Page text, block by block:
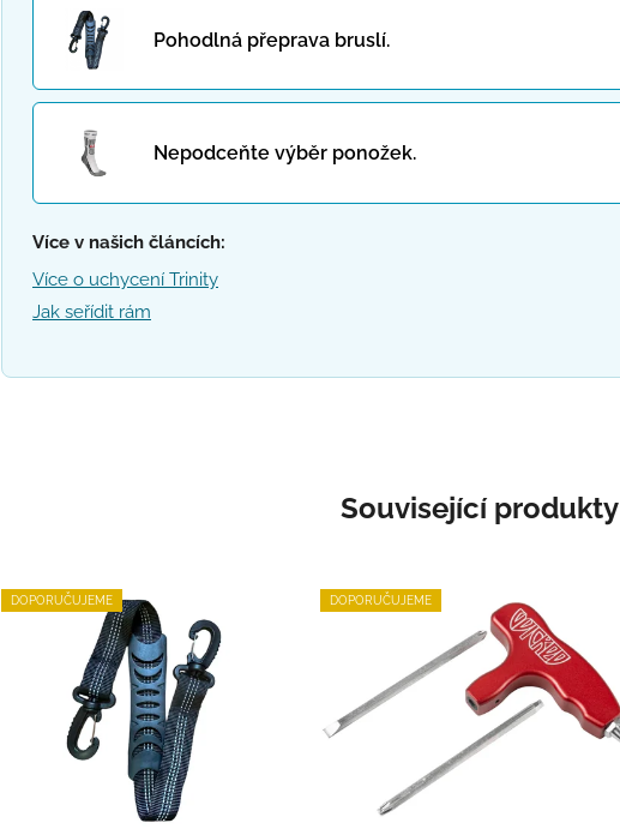
Pohodlná přeprava bruslí.
Nepodceňte výběr ponožek.
Více v našich článcích:
Více o uchycení Trinity
Jak seřídit rám
Související produkty
DOPORUČUJEME DOPORUČUJEME